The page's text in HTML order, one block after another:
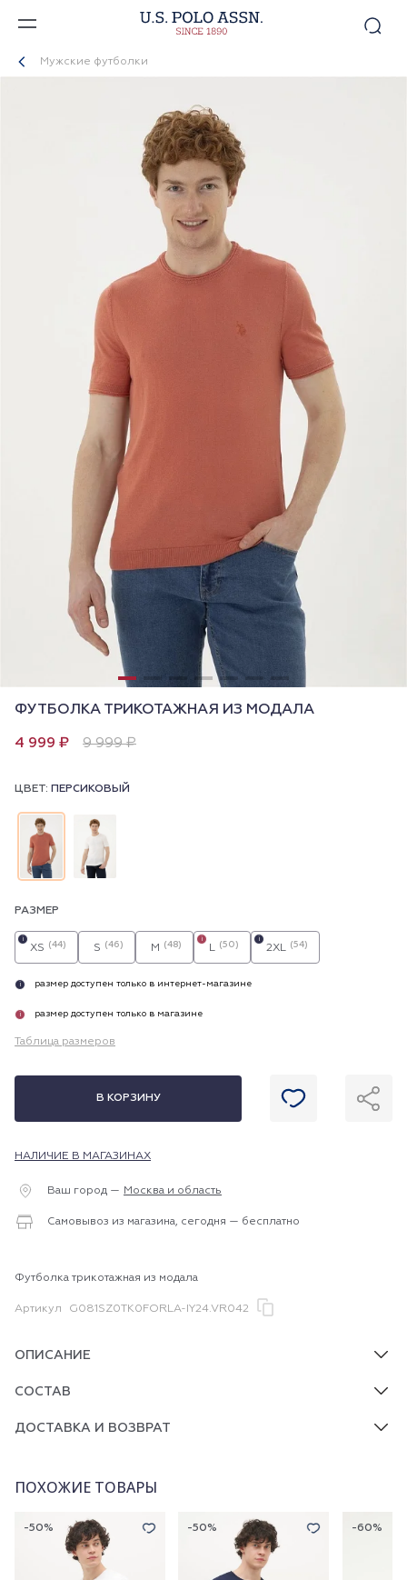
Мужские футболки
ФУТБОЛКА ТРИКОТАЖНАЯ ИЗ МОДАЛА
4 999 ₽ 9 999 ₽
ЦВЕТ: ПЕРСИКОВЫЙ
РАЗМЕР
XS (44)
i
S (46) M (48) L (50)
i
2XL (54)
i
i размер доступен только в интернет-магазине
i размер доступен только в магазине
Таблица размеров
В КОРЗИНУ
НАЛИЧИЕ В МАГАЗИНАХ
Ваш город — Москва и область
Самовывоз из магазина, сегодня — бесплатно
Футболка трикотажная из модала
Артикул G081SZ0TK0FORLA-IY24.VR042
ОПИСАНИЕ
СОСТАВ
ДОСТАВКА И ВОЗВРАТ
ПОХОЖИЕ ТОВАРЫ
-50% -50% -60%